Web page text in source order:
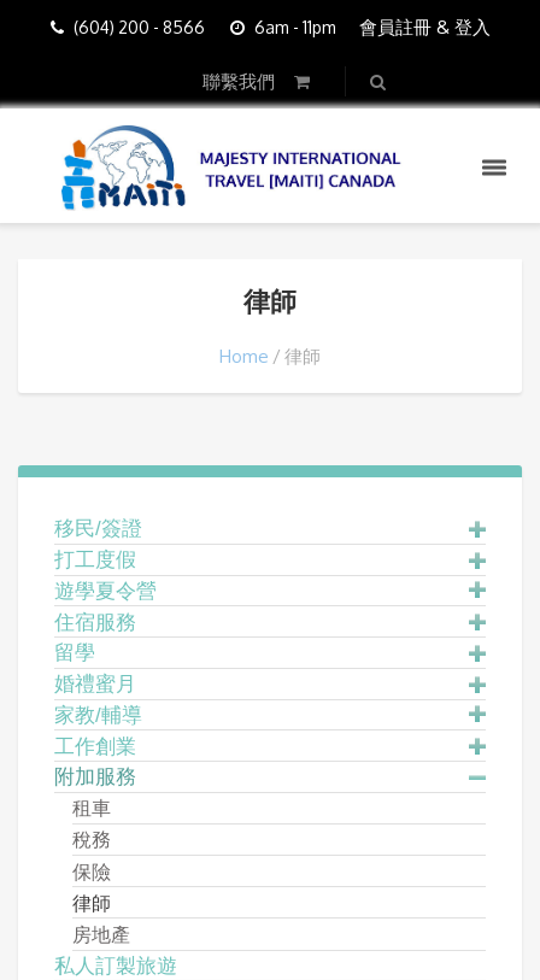
(604) 200 - 8566 6am - 11pm 會員註冊 & 登入
聯繫我們
律師
Home 律師
移民/簽證
打工度假
遊學夏令營
住宿服務
留學
婚禮蜜月
家教/輔導
工作創業
附加服務
租車
稅務
保險
律師
房地產
私人訂製旅遊